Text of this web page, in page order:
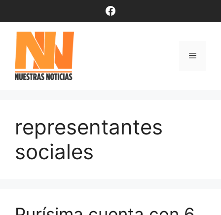
contenido
Facebook
Menú
representantes
sociales